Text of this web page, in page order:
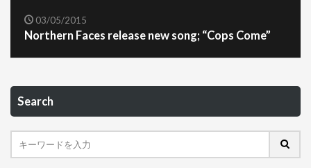
03/05/2015
Northern Faces release new song; “Cops Come”
Search